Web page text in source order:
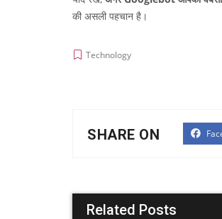
की असली पहचान है।
Technology
SHARE ON
Related Posts